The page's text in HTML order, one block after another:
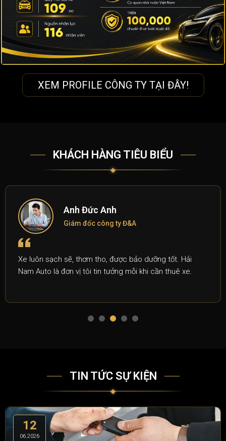
XEM PROFILE CÔNG TY TẠI ĐÂY!
KHÁCH HÀNG TIÊU BIỂU
Anh Đức Anh
Giám đốc công ty Đ&A
Xe luôn sạch sẽ, thơm tho, được bảo dưỡng tốt. Hải
Nam Auto là đơn vị tôi tin tưởng mỗi khi cần thuê xe.
TIN TỨC SỰ KIỆN
12
06.2026